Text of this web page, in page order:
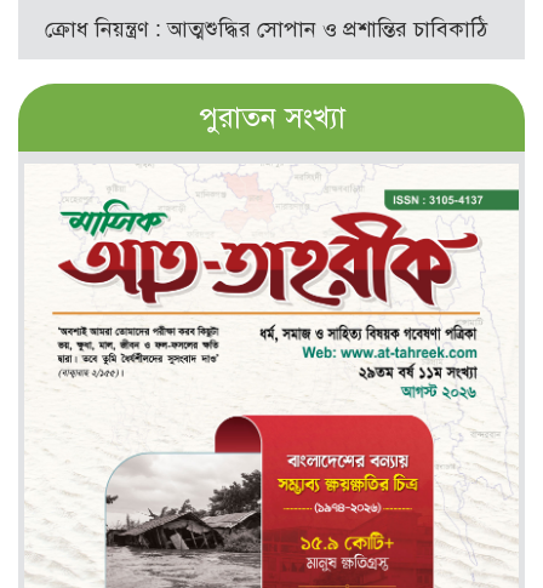
ক্রোধ নিয়ন্ত্রণ : আত্মশুদ্ধির সোপান ও প্রশান্তির চাবিকাঠি
পুরাতন সংখ্যা